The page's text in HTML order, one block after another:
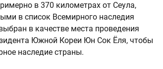
в 370 километрах от Сеула,
в список Всемирного наследия
в качестве места проведения
Южной Кореи Юн Сок Ёля, чтобы
наследие страны.